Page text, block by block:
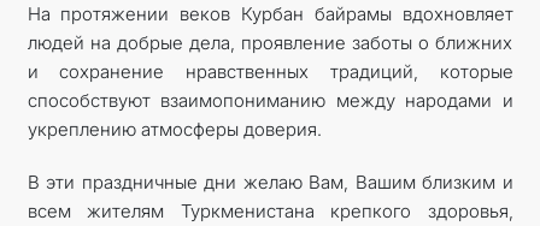
На протяжении веков Курбан байрамы вдохновляет
людей на добрые дела, проявление заботы о ближних
и сохранение нравственных традиций, которые
способствуют взаимопониманию между народами и
укреплению атмосферы доверия.
В эти праздничные дни желаю Вам, Вашим близким и
всем жителям Туркменистана крепкого здоровья,